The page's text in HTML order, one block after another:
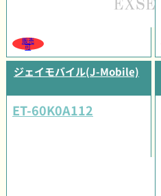
販売
可
ジェイモバイル(J-Mobile)
ET-60K0A112